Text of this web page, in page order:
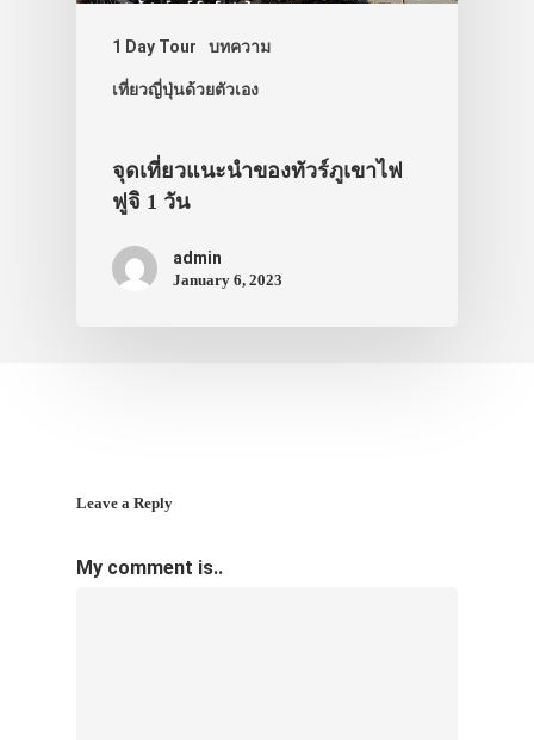
1 Day Tour บทความ
เที่ยวญี่ปุ่นด้วยตัวเอง
จุดเที่ยวแนะนำของทัวร์ภูเขาไฟ
ฟูจิ 1 วัน
admin
January 6, 2023
Leave a Reply
My comment is..